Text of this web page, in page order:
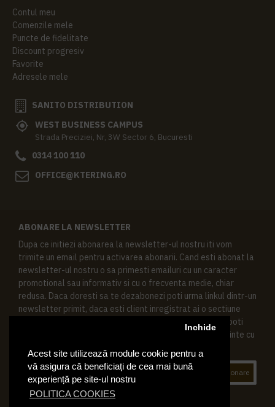
Acest site utilizează module cookie pentru a
vă asigura că beneficiați de cea mai bună
experiență pe site-ul nostru
POLITICA COOKIES
Inchide
Contul meu
Comenzile mele
Puncte de fidelitate
Discount progresiv
Favorite
Adresele mele
SANITO DISTRIBUTION
WEST BUSINESS CAMPUS
Strada Preciziei, Nr, 3W Sector 6, Bucuresti
0314 100 110
OFFICE@KTERING.RO
ABONARE LA NEWSLETTER
Dupa ce initiezi abonarea la newsletter-ul nostru iti vom
trimite un email pentru activarea abonarii. Cand esti abonat la
newsletter-ul nostru o sa primesti emailuri cu un caracter
promotional sau informativ si cu o frecventa medie, chiar
redusa. Daca doresti sa te dezabonezi poti urma linkul dintr-un
newsletter primit, daca esti client inregistrat ai o sectiune
speciala in contul tau in acest scop, si de asemenea ne poti
contacta oricand pe email pentru orice intrebari sau cerinte cu
Abonare